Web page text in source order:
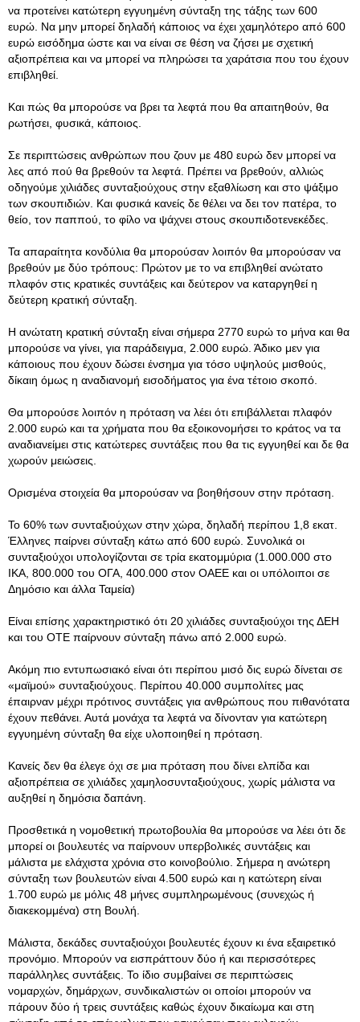
να προτείνει κατώτερη εγγυημένη σύνταξη της τάξης των 600
ευρώ. Να μην μπορεί δηλαδή κάποιος να έχει χαμηλότερο από 600
ευρώ εισόδημα ώστε και να είναι σε θέση να ζήσει με σχετική
αξιοπρέπεια και να μπορεί να πληρώσει τα χαράτσια που του έχουν
επιβληθεί.
Και πώς θα μπορούσε να βρει τα λεφτά που θα απαιτηθούν, θα
ρωτήσει, φυσικά, κάποιος.
Σε περιπτώσεις ανθρώπων που ζουν με 480 ευρώ δεν μπορεί να
λες από πού θα βρεθούν τα λεφτά. Πρέπει να βρεθούν, αλλιώς
οδηγούμε χιλιάδες συνταξιούχους στην εξαθλίωση και στο ψάξιμο
των σκουπιδιών. Και φυσικά κανείς δε θέλει να δει τον πατέρα, το
θείο, τον παππού, το φίλο να ψάχνει στους σκουπιδοτενεκέδες.
Τα απαραίτητα κονδύλια θα μπορούσαν λοιπόν θα μπορούσαν να
βρεθούν με δύο τρόπους: Πρώτον με το να επιβληθεί ανώτατο
πλαφόν στις κρατικές συντάξεις και δεύτερον να καταργηθεί η
δεύτερη κρατική σύνταξη.
Η ανώτατη κρατική σύνταξη είναι σήμερα 2770 ευρώ το μήνα και θα
μπορούσε να γίνει, για παράδειγμα, 2.000 ευρώ. Άδικο μεν για
κάποιους που έχουν δώσει ένσημα για τόσο υψηλούς μισθούς,
δίκαιη όμως η αναδιανομή εισοδήματος για ένα τέτοιο σκοπό.
Θα μπορούσε λοιπόν η πρόταση να λέει ότι επιβάλλεται πλαφόν
2.000 ευρώ και τα χρήματα που θα εξοικονομήσει το κράτος να τα
αναδιανείμει στις κατώτερες συντάξεις που θα τις εγγυηθεί και δε θα
χωρούν μειώσεις.
Ορισμένα στοιχεία θα μπορούσαν να βοηθήσουν στην πρόταση.
Το 60% των συνταξιούχων στην χώρα, δηλαδή περίπου 1,8 εκατ.
Έλληνες παίρνει σύνταξη κάτω από 600 ευρώ. Συνολικά οι
συνταξιούχοι υπολογίζονται σε τρία εκατομμύρια (1.000.000 στο
ΙΚΑ, 800.000 του ΟΓΑ, 400.000 στον ΟΑΕΕ και οι υπόλοιποι σε
Δημόσιο και άλλα Ταμεία)
Είναι επίσης χαρακτηριστικό ότι 20 χιλιάδες συνταξιούχοι της ΔΕΗ
και του ΟΤΕ παίρνουν σύνταξη πάνω από 2.000 ευρώ.
Ακόμη πιο εντυπωσιακό είναι ότι περίπου μισό δις ευρώ δίνεται σε
«μαϊμού» συνταξιούχους. Περίπου 40.000 συμπολίτες μας
έπαιρναν μέχρι πρότινος συντάξεις για ανθρώπους που πιθανότατα
έχουν πεθάνει. Αυτά μονάχα τα λεφτά να δίνονταν για κατώτερη
εγγυημένη σύνταξη θα είχε υλοποιηθεί η πρόταση.
Κανείς δεν θα έλεγε όχι σε μια πρόταση που δίνει ελπίδα και
αξιοπρέπεια σε χιλιάδες χαμηλοσυνταξιούχους, χωρίς μάλιστα να
αυξηθεί η δημόσια δαπάνη.
Προσθετικά η νομοθετική πρωτοβουλία θα μπορούσε να λέει ότι δε
μπορεί οι βουλευτές να παίρνουν υπερβολικές συντάξεις και
μάλιστα με ελάχιστα χρόνια στο κοινοβούλιο. Σήμερα η ανώτερη
σύνταξη των βουλευτών είναι 4.500 ευρώ και η κατώτερη είναι
1.700 ευρώ με μόλις 48 μήνες συμπληρωμένους (συνεχώς ή
διακεκομμένα) στη Βουλή.
Μάλιστα, δεκάδες συνταξιούχοι βουλευτές έχουν κι ένα εξαιρετικό
προνόμιο. Μπορούν να εισπράττουν δύο ή και περισσότερες
παράλληλες συντάξεις. Το ίδιο συμβαίνει σε περιπτώσεις
νομαρχών, δημάρχων, συνδικαλιστών οι οποίοι μπορούν να
πάρουν δύο ή τρεις συντάξεις καθώς έχουν δικαίωμα και στη